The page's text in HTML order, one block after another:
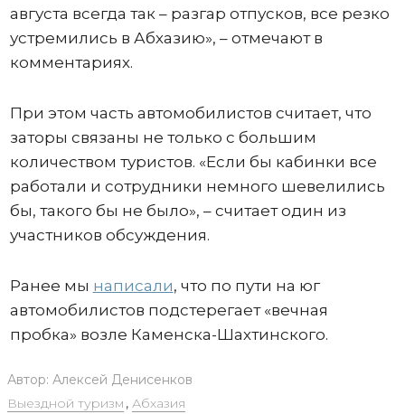
августа всегда так – разгар отпусков, все резко
устремились в Абхазию», – отмечают в
комментариях.
При этом часть автомобилистов считает, что
заторы связаны не только с большим
количеством туристов. «Если бы кабинки все
работали и сотрудники немного шевелились
бы, такого бы не было», – считает один из
участников обсуждения.
Ранее мы написали, что по пути на юг
автомобилистов подстерегает «вечная
пробка» возле Каменска-Шахтинского.
Автор: Алексей Денисенков
Выездной туризм , Абхазия